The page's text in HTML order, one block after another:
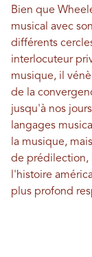
Bien que
musical avec
différents
interlocuteur
musique, il
de la
jusqu'à nos
langages
la musique,
de prédilection,
l'histoire
plus profond